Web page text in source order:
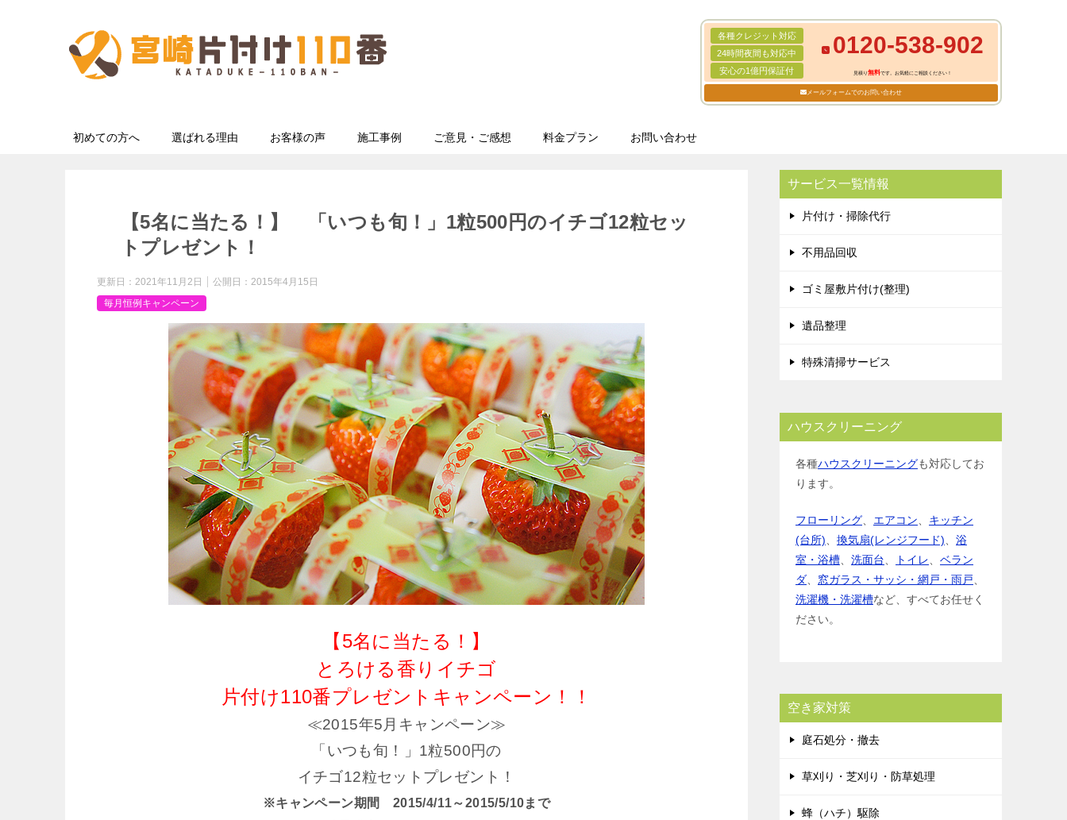
各種クレジット対応
24時間夜間も対応中
安心の1億円保証付
0120-538-902
見積り無料です。お気軽にご相談ください！
メールフォームでのお問い合わせ
初めての方へ 選ばれる理由 お客様の声 施工事例 ご意見・ご感想 料金プラン お問い合わせ
【5名に当たる！】 「いつも旬！」1粒500円のイチゴ12粒セッ
トプレゼント！
更新日： 2021年11月2日 公開日： 2015年4月15日
毎月恒例キャンペーン
【5名に当たる！】
とろける香りイチゴ
片付け110番プレゼントキャンペーン！！
≪2015年5月キャンペーン≫
「いつも旬！」1粒500円の
イチゴ12粒セットプレゼント！
※キャンペーン期間 2015/4/11～2015/5/10まで
サービス一覧情報
片付け・掃除代行
不用品回収
ゴミ屋敷片付け(整理)
遺品整理
特殊清掃サービス
ハウスクリーニング
各種ハウスクリーニングも対応してお
ります。
フローリング エアコン
キッチン
(台所)
換気扇(レンジフード)
浴
室・浴槽
洗面台 トイレ
ベラン
ダ
窓ガラス・サッシ・網戸・雨戸
洗濯機・洗濯槽など、すべてお任せく
ださい。
空き家対策
庭石処分・撤去
草刈り・芝刈り・防草処理
蜂（ハチ）駆除